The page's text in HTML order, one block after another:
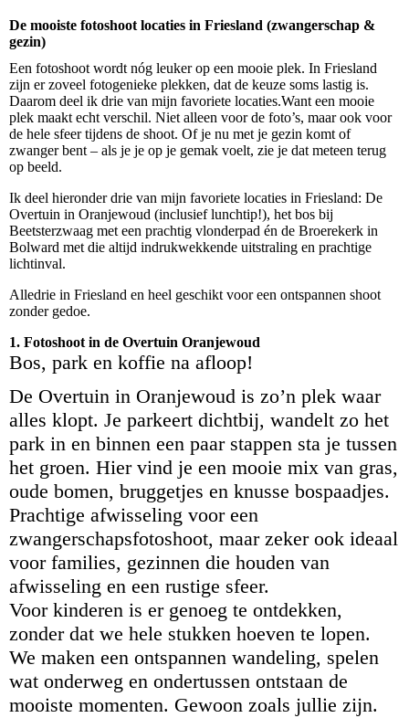
De mooiste fotoshoot locaties in Friesland (zwangerschap &
gezin)
Een fotoshoot wordt nóg leuker op een mooie plek. In Friesland
zijn er zoveel fotogenieke plekken, dat de keuze soms lastig is.
Daarom deel ik drie van mijn favoriete locaties.Want een mooie
plek maakt echt verschil. Niet alleen voor de foto’s, maar ook voor
de hele sfeer tijdens de shoot. Of je nu met je gezin komt of
zwanger bent – als je je op je gemak voelt, zie je dat meteen terug
op beeld.
Ik deel hieronder drie van mijn favoriete locaties in Friesland: De
Overtuin in Oranjewoud (inclusief lunchtip!), het bos bij
Beetsterzwaag met een prachtig vlonderpad én de Broerekerk in
Bolward met die altijd indrukwekkende uitstraling en prachtige
lichtinval.
Alledrie in Friesland en heel geschikt voor een ontspannen shoot
zonder gedoe.
1. Fotoshoot in de Overtuin Oranjewoud
Bos, park en koffie na afloop!
De Overtuin in Oranjewoud is zo’n plek waar
alles klopt. Je parkeert dichtbij, wandelt zo het
park in en binnen een paar stappen sta je tussen
het groen. Hier vind je een mooie mix van gras,
oude bomen, bruggetjes en knusse bospaadjes.
Prachtige afwisseling voor een
zwangerschapsfotoshoot, maar zeker ook ideaal
voor families, gezinnen die houden van
afwisseling en een rustige sfeer.
Voor kinderen is er genoeg te ontdekken,
zonder dat we hele stukken hoeven te lopen.
We maken een ontspannen wandeling, spelen
wat onderweg en ondertussen ontstaan de
mooiste momenten. Gewoon zoals jullie zijn.